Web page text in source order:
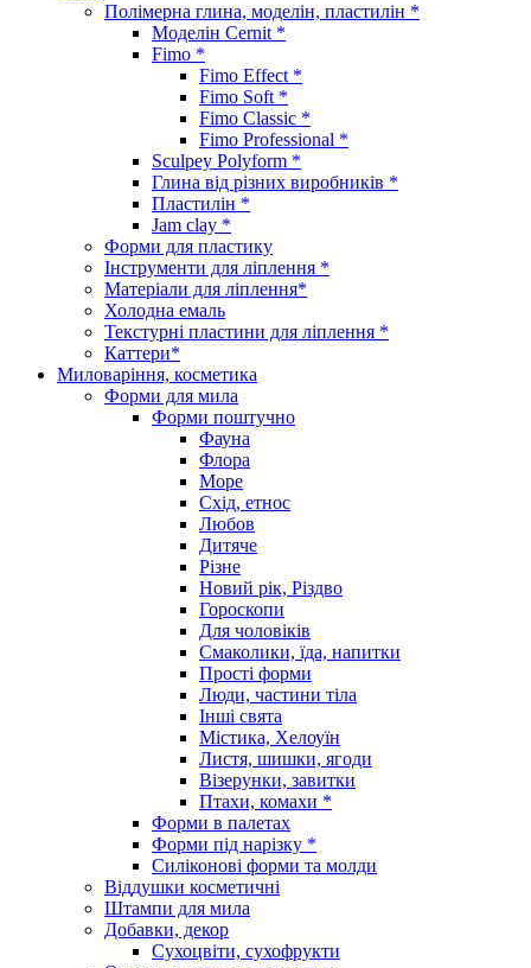
Полімерна глина, моделін, пластилін *
Моделін Cernit *
Fimo *
Fimo Effect *
Fimo Soft *
Fimo Classic *
Fimo Professional *
Sculpey Polyform *
Глина від різних виробників *
Пластилін *
Jam clay *
Форми для пластику
Інструменти для ліплення *
Матеріали для ліплення*
Холодна емаль
Текстурні пластини для ліплення *
Каттери*
Миловаріння, косметика
Форми для мила
Форми поштучно
Фауна
Флора
Море
Схід, етнос
Любов
Дитяче
Різне
Новий рік, Різдво
Гороскопи
Для чоловіків
Смаколики, їда, напитки
Прості форми
Люди, частини тіла
Інші свята
Містика, Хелоуїн
Листя, шишки, ягоди
Візерунки, завитки
Птахи, комахи *
Форми в палетах
Форми під нарізку *
Силіконові форми та молди
Віддушки косметичні
Штампи для мила
Добавки, декор
Сухоцвіти, сухофрукти